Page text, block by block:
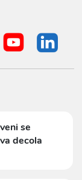
se
decola